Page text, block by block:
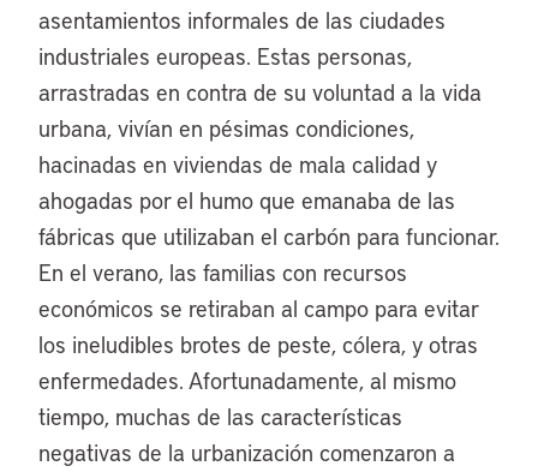
asentamientos informales de las ciudades
industriales europeas. Estas personas,
arrastradas en contra de su voluntad a la vida
urbana, vivían en pésimas condiciones,
hacinadas en viviendas de mala calidad y
ahogadas por el humo que emanaba de las
fábricas que utilizaban el carbón para funcionar.
En el verano, las familias con recursos
económicos se retiraban al campo para evitar
los ineludibles brotes de peste, cólera, y otras
enfermedades. Afortunadamente, al mismo
tiempo, muchas de las características
negativas de la urbanización comenzaron a